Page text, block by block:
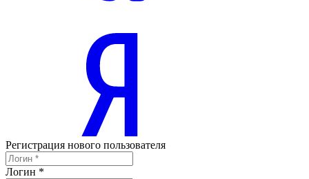
Регистрация нового пользователя
Логин *